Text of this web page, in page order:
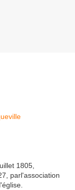
1805,
parl'association